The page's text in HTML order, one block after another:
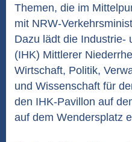
Themen, die im
mit NRW-
Dazu lädt die Industrie-
(IHK) Mittlerer
Wirtschaft, Politik,
und Wissenschaft für
den IHK-Pavillon auf
auf dem Wendersplatz